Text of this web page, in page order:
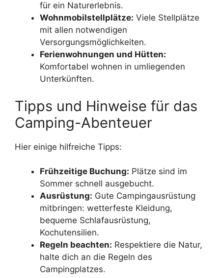
für ein Naturerlebnis.
Wohnmobilstellplätze: Viele Stellplätze
mit allen notwendigen
Versorgungsmöglichkeiten.
Ferienwohnungen und Hütten:
Komfortabel wohnen in umliegenden
Unterkünften.
Tipps und Hinweise für das
Camping-Abenteuer
Hier einige hilfreiche Tipps:
Frühzeitige Buchung: Plätze sind im
Sommer schnell ausgebucht.
Ausrüstung: Gute Campingausrüstung
mitbringen: wetterfeste Kleidung,
bequeme Schlafausrüstung,
Kochutensilien.
Regeln beachten: Respektiere die Natur,
halte dich an die Regeln des
Campingplatzes.